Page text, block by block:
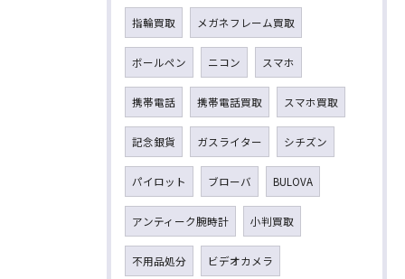
指輪買取 メガネフレーム買取
ボールペン ニコン スマホ
携帯電話 携帯電話買取 スマホ買取
記念銀貨 ガスライター シチズン
パイロット ブローバ BULOVA
アンティーク腕時計 小判買取
不用品処分 ビデオカメラ